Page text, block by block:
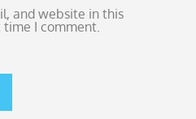
and website in this
I comment.